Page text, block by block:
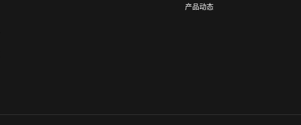
产品动态